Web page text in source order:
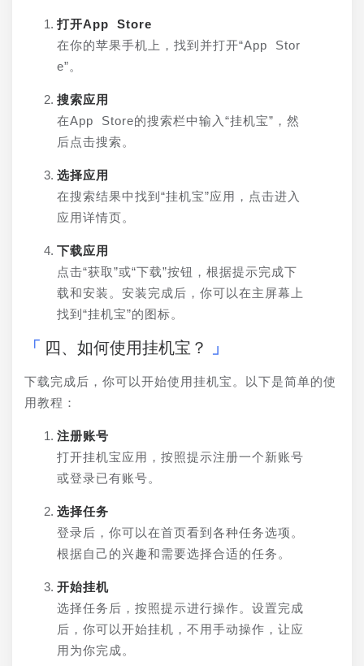
打开App Store
在你的苹果手机上，找到并打开“App Stor
e”。
搜索应用
在App Store的搜索栏中输入“挂机宝”，然
后点击搜索。
选择应用
在搜索结果中找到“挂机宝”应用，点击进入
应用详情页。
下载应用
点击“获取”或“下载”按钮，根据提示完成下
载和安装。安装完成后，你可以在主屏幕上
找到“挂机宝”的图标。
四、如何使用挂机宝？
下载完成后，你可以开始使用挂机宝。以下是简单的使
用教程：
注册账号
打开挂机宝应用，按照提示注册一个新账号
或登录已有账号。
选择任务
登录后，你可以在首页看到各种任务选项。
根据自己的兴趣和需要选择合适的任务。
开始挂机
选择任务后，按照提示进行操作。设置完成
后，你可以开始挂机，不用手动操作，让应
用为你完成。